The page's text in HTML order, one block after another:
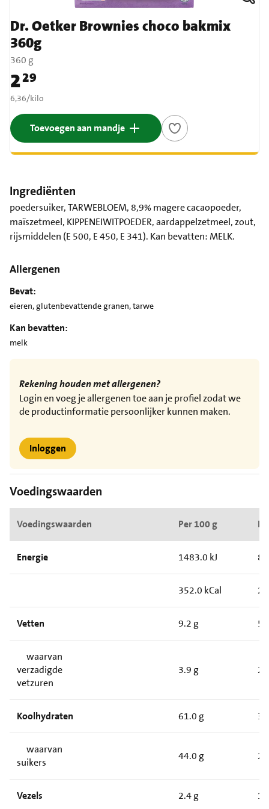
Dr. Oetker Brownies choco bakmix
360g
360 g
Prijs: € 2,29
229
€ 6,36 per kilo
6,36/kilo
Toevoegen aan mandje
Ingrediënten
poedersuiker, TARWEBLOEM, 8,9% magere cacaopoeder,
maïszetmeel, KIPPENEIWITPOEDER, aardappelzetmeel, zout,
rijsmiddelen (E 500, E 450, E 341). Kan bevatten: MELK.
Allergenen
Bevat:
eieren, glutenbevattende granen, tarwe
Kan bevatten:
melk
Rekening houden met allergenen?
Login en voeg je allergenen toe aan je profiel zodat we
de productinformatie persoonlijker kunnen maken.
Inloggen
Voedingswaarden
Voedingswaarden Per 100 g
Energie 1483.0 kJ
352.0 kCal
Vetten 9.2 g
waarvan
verzadigde
vetzuren
3.9 g
Koolhydraten 61.0 g
waarvan
suikers
44.0 g
Vezels 2.4 g